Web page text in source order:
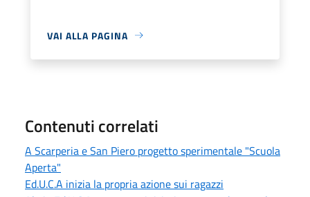
VAI ALLA PAGINA
Contenuti correlati
A Scarperia e San Piero progetto sperimentale "Scuola
Aperta"
Ed.U.C.A inizia la propria azione sui ragazzi